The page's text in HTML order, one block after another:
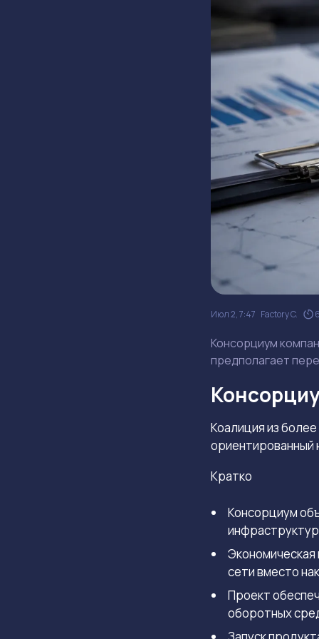
Июл 2, 7:47 Factory C.
Консорциум
предполагает
Коалиция из
ориентированный
Кратко
Консорциум
сети вместо
Проект
оборотных